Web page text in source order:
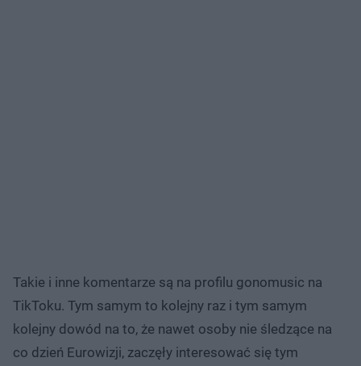
Takie i inne komentarze są na profilu gonomusic na
TikToku. Tym samym to kolejny raz i tym samym
kolejny dowód na to, że nawet osoby nie śledzące na
co dzień Eurowizji, zaczęły interesować się tym